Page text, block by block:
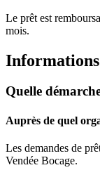
Le prêt est
mois.
Quelle
Auprès de quel
Les demandes de
Vendée Bocage.